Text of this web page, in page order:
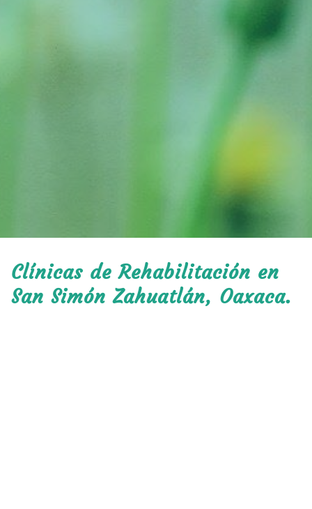
Clínicas de Rehabilitación en
San Simón Zahuatlán, Oaxaca.